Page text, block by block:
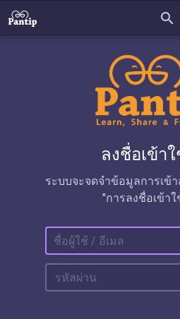
search
ลงชื่อเข้า
ระบบจะจดจำข้อมูลการเข้
"การลงชื่อเข้าใ